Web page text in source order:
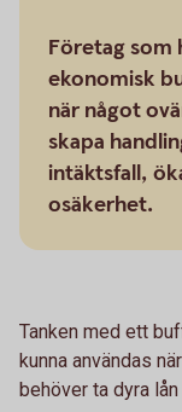
Företag som
ekonomisk
när något
skapa
intäktsfall,
osäkerhet.
Tanken med ett
kunna användas
behöver ta dyra